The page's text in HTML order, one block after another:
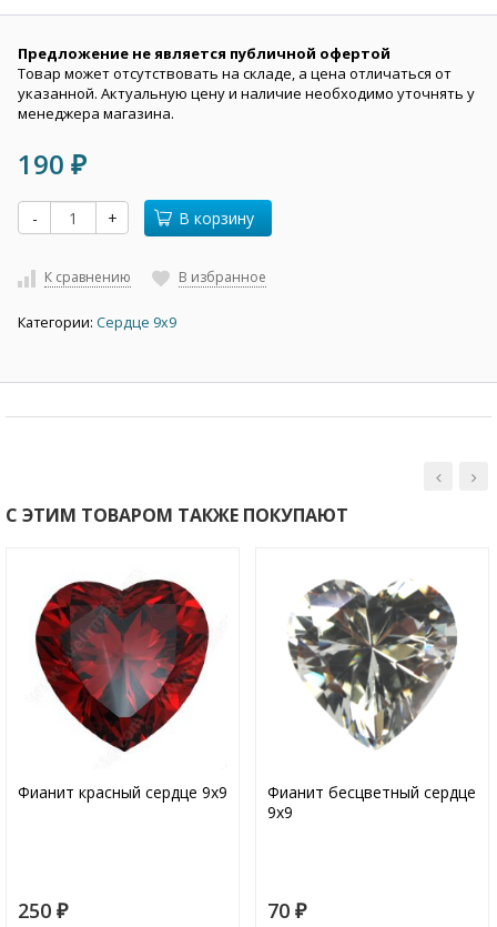
Предложение не является публичной офертой
Товар может отсутствовать на складе, а цена отличаться от
указанной. Актуальную цену и наличие необходимо уточнять у
менеджера магазина.
190 ₽
- + В корзину
К сравнению В избранное
Категории: Сердце 9х9
С ЭТИМ ТОВАРОМ ТАКЖЕ ПОКУПАЮТ
Фианит красный сердце 9х9
250 ₽
Фианит бесцветный сердце
9х9
70 ₽